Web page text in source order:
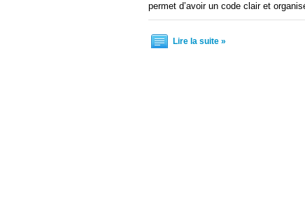
permet d’avoir un code clair et
Lire la suite »